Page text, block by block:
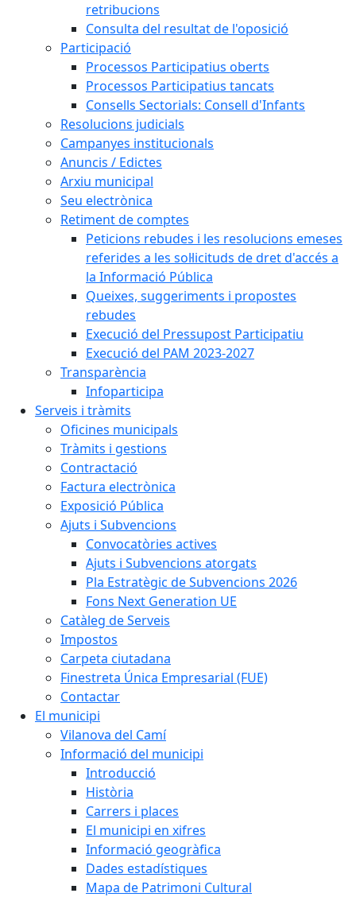
retribucions
Consulta del resultat de l'oposició
Participació
Processos Participatius oberts
Processos Participatius tancats
Consells Sectorials: Consell d'Infants
Resolucions judicials
Campanyes institucionals
Anuncis / Edictes
Arxiu municipal
Seu electrònica
Retiment de comptes
Peticions rebudes i les resolucions emeses
referides a les sol·licituds de dret d'accés a
la Informació Pública
Queixes, suggeriments i propostes
rebudes
Execució del Pressupost Participatiu
Execució del PAM 2023-2027
Transparència
Infoparticipa
Serveis i tràmits
Oficines municipals
Tràmits i gestions
Contractació
Factura electrònica
Exposició Pública
Ajuts i Subvencions
Convocatòries actives
Ajuts i Subvencions atorgats
Pla Estratègic de Subvencions 2026
Fons Next Generation UE
Catàleg de Serveis
Impostos
Carpeta ciutadana
Finestreta Única Empresarial (FUE)
Contactar
El municipi
Vilanova del Camí
Informació del municipi
Introducció
Història
Carrers i places
El municipi en xifres
Informació geogràfica
Dades estadístiques
Mapa de Patrimoni Cultural